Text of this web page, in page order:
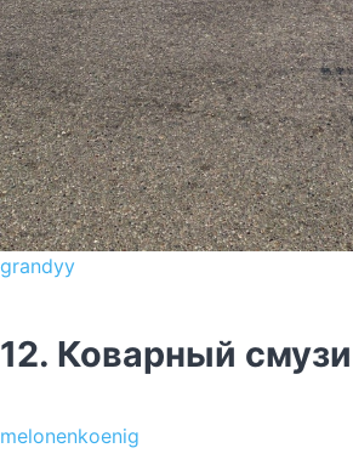
grandyy
12. Коварный смузи
melonenkoenig